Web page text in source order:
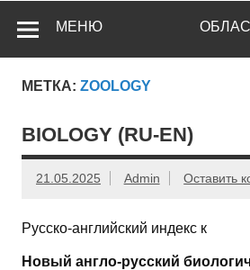
МЕНЮ
МЕТКА: ZOOLOGY
BIOLOGY (RU-EN)
21.05.2025 Admin Оставить
Русско-английский индекс к
Новый англо-русский